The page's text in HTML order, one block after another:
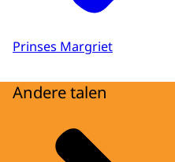
Prinses Margriet
Andere talen